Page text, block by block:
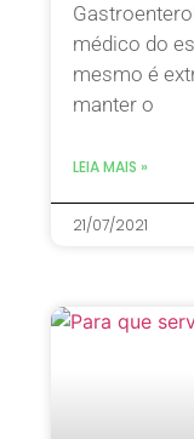
médico do
mesmo é
manter o
LEIA MAIS »
21/07/2021